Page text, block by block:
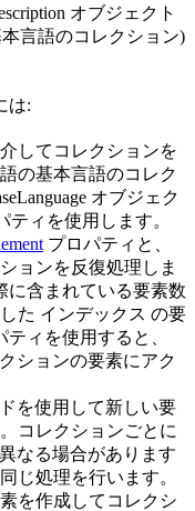
オブジェクト
本言語のコレクション)
は:
してコレクションを
の基本言語のコレク
オブジェク
ティを使用します。
プロパティと、
ョンを反復処理しま
に含まれている要素数
た インデックス の要
ィを使用すると、
ションの要素にアク
を使用して新しい要
コレクションごとに
なる場合があります
じ処理を行います。
を作成してコレクシ